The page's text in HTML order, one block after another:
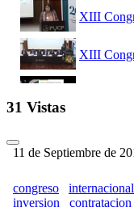
XIII
XIII
31 Vistas
11 de Septiembre de
congreso internacional
inversion
contratacion